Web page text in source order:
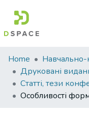
Communities
&
Collections
Home